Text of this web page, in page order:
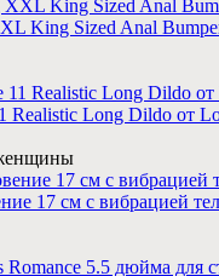
King Sized Anal
Realistic Long Dildo от
17 см с вибрацией